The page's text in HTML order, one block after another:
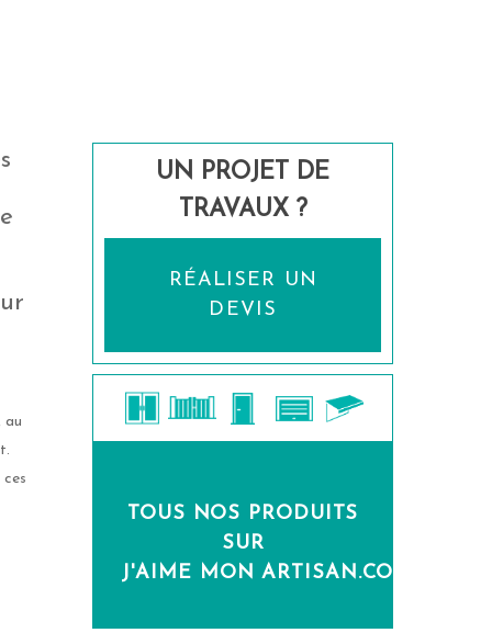
au
UN PROJET DE
TRAVAUX ?
RÉALISER UN
DEVIS
TOUS NOS PRODUITS
SUR
J'AIME MON ARTISAN.COM